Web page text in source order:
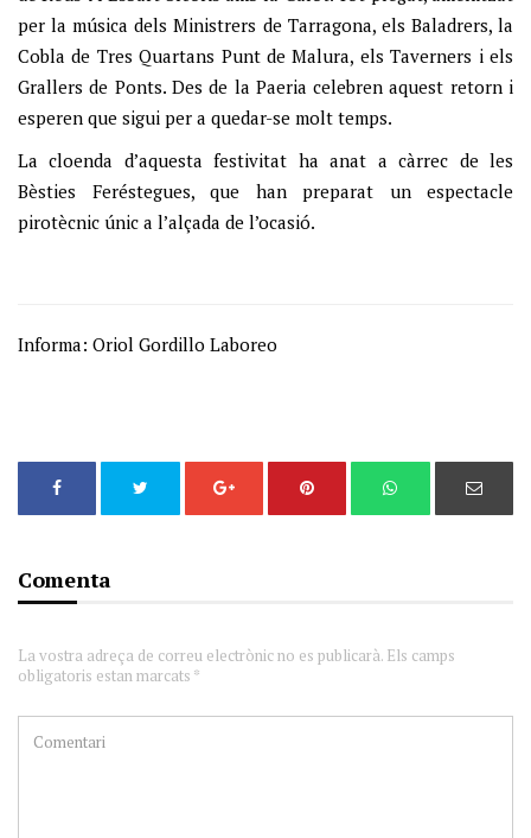
per la música dels Ministrers de Tarragona, els Baladrers, la
Cobla de Tres Quartans Punt de Malura, els Taverners i els
Grallers de Ponts. Des de la Paeria celebren aquest retorn i
esperen que sigui per a quedar-se molt temps.
La cloenda d’aquesta festivitat ha anat a càrrec de les
Bèsties Feréstegues, que han preparat un espectacle
pirotècnic únic a l’alçada de l’ocasió.
Informa: Oriol Gordillo Laboreo
Comenta
La vostra adreça de correu electrònic no es publicarà. Els camps
obligatoris estan marcats *